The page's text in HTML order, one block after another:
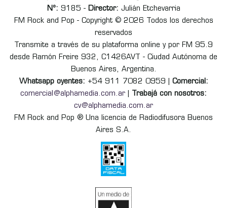
Nº: 9185 - Director: Julián Etchevarria
FM Rock and Pop - Copyright © 2026 Todos los derechos
reservados
Transmite a través de su plataforma online y por FM 95.9
desde Ramón Freire 932, C1426AVT - Ciudad Autónoma de
Buenos Aires, Argentina.
Whatsapp oyentes: +54 911 7082 0959 | Comercial:
comercial@alphamedia.com.ar
Trabajá con nosotros:
cv@alphamedia.com.ar
FM Rock and Pop ® Una licencia de Radiodifusora Buenos
Aires S.A.